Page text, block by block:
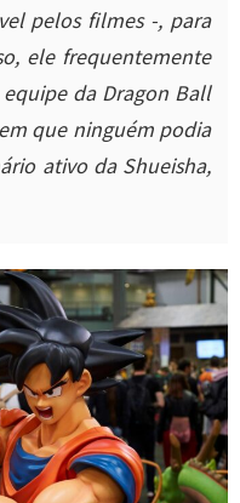
pelos filmes -, para
ele frequentemente
da Dragon Ball
que ninguém podia
ativo da Shueisha,